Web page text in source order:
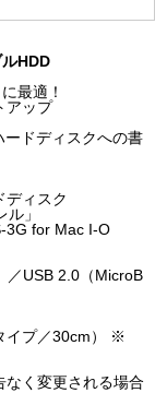
HDD
最適！
アップ
ドディスクへの書
ィスク
」
3G for Mac I-O
／USB 2.0（MicroB
イプ／30cm） ※
く変更される場合